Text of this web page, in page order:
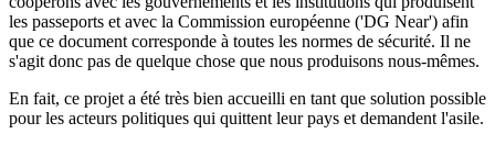
les passeports et avec la Commission européenne ('DG Near') afin
que ce document corresponde à toutes les normes de sécurité. Il ne
s'agit donc pas de quelque chose que nous produisons nous-mêmes.
En fait, ce projet a été très bien accueilli en tant que solution possible
pour les acteurs politiques qui quittent leur pays et demandent l'asile.